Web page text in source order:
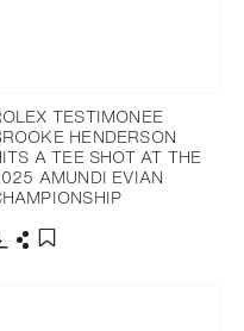
TESTIMONEE
HENDERSON
A TEE SHOT AT THE
AMUNDI EVIAN